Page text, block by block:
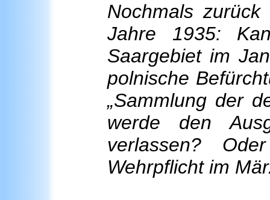
Nochmals
Jahre 1935:
Saargebiet im
polnische
„Sammlung der
werde den
verlassen?
Wehrpflicht im